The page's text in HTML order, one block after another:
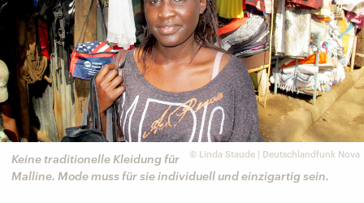
© Linda Staude | Deutschlandfunk Nova
Keine traditionelle Kleidung für
Malline. Mode muss für sie individuell und einzigartig sein.